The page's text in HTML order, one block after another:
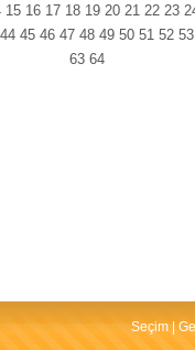
15 16 17 18 19 20 21 22 23
44 45 46 47 48 49 50 51 52 53
63 64
Seçim